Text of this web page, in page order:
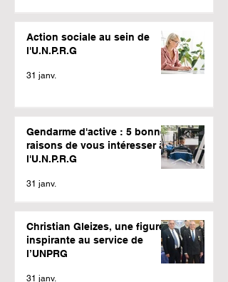
Action sociale au sein de
l'U.N.P.R.G
31 janv.
Gendarme d'active : 5 bonnes
raisons de vous intéresser à
l'U.N.P.R.G
31 janv.
Christian Gleizes, une figure
inspirante au service de
l’UNPRG
31 janv.